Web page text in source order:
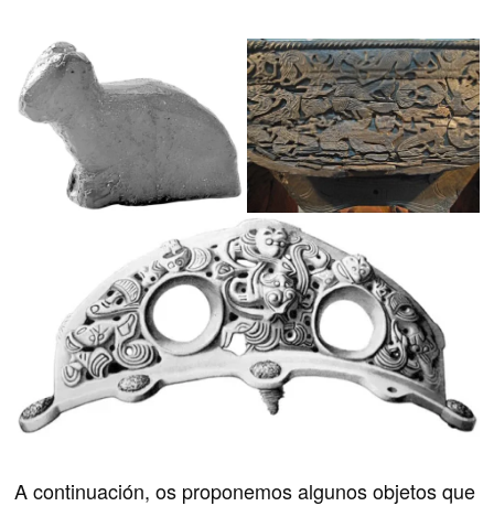
A continuación, os proponemos algunos objetos que